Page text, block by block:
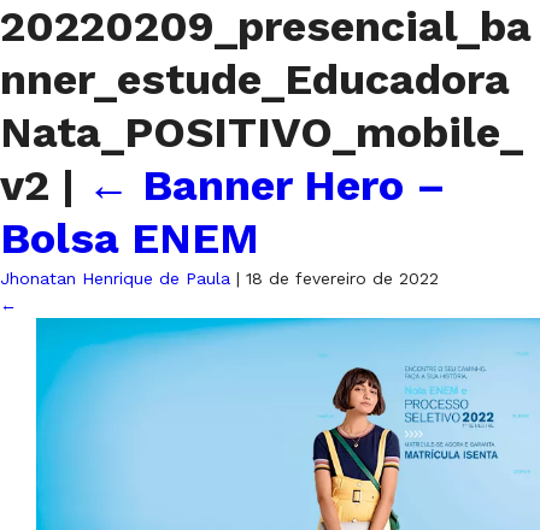
20220209_presencial_ba
nner_estude_Educadora
Nata_POSITIVO_mobile_
v2 | ← Banner Hero –
Bolsa ENEM
Jhonatan Henrique de Paula | 18 de fevereiro de 2022
←